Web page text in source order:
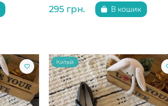
295 грн. В кошик
Китай